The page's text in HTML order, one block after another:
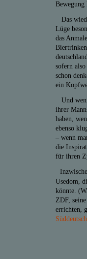
Bewegung
Das
Lüge
das
sofern
schon
ein
Und
ihrer
haben,
ebenso
– wenn
die
für ihren
Usedom,
könnte.
ZDF,
errichten,